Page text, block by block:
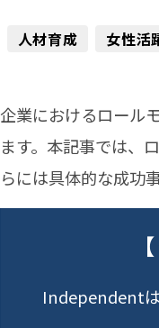
人材育成 女性活
企業におけるロール
ます。本記事では、
らには具体的な成功
Independentは